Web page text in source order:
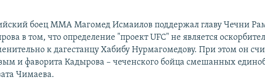
боец ММА Магомед Исмаилов поддержал главу Чечни
в том, что определение "проект UFC" не является
к дагестанцу Хабибу Нурмагомедову. При этом он
и фаворита Кадырова – чеченского бойца смешанных
Чимаева.